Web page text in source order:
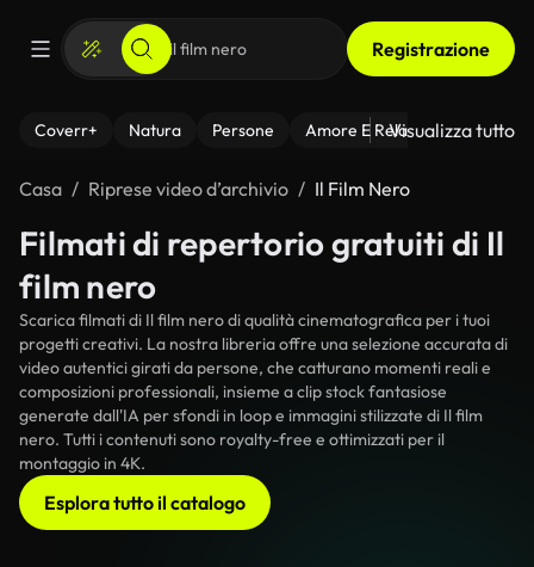
Registrazione
Coverr+ Natura Persone Amore E Relazioni Il
Visualizza tutto
Casa Riprese video d’archivio Il Film Nero
Filmati di repertorio gratuiti di Il
film nero
Scarica filmati di Il film nero di qualità cinematografica per i tuoi
progetti creativi. La nostra libreria offre una selezione accurata di
video autentici girati da persone, che catturano momenti reali e
composizioni professionali, insieme a clip stock fantasiose
generate dall'IA per sfondi in loop e immagini stilizzate di Il film
nero. Tutti i contenuti sono royalty-free e ottimizzati per il
montaggio in 4K.
Esplora tutto il catalogo